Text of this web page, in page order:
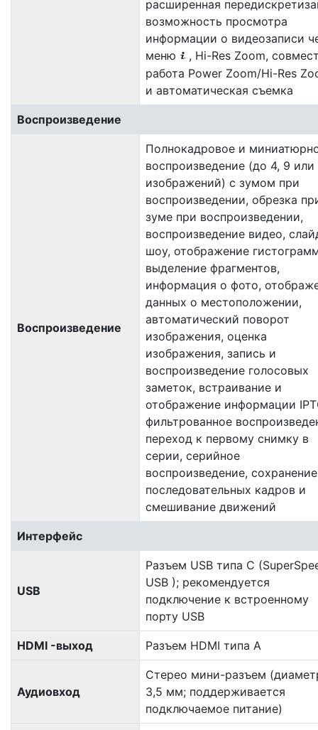
расширенная
возможность просмотра
информации о видеозаписи
меню i , Hi-Res Zoom,
работа Power Zoom/Hi-Res
и автоматическая съемка
Воспроизведение
Воспроизведение
Полнокадровое и
воспроизведение (до 4, 9 или
изображений) с зумом при
воспроизведении, обрезка
зуме при воспроизведении,
воспроизведение видео,
шоу, отображение
выделение фрагментов,
информация о фото,
данных о местоположении,
автоматический поворот
изображения, оценка
изображения, запись и
воспроизведение голосовых
заметок, встраивание и
отображение информации
фильтрованное
переход к первому снимку в
серии, серийное
воспроизведение, сохранение
последовательных кадров и
смешивание движений
Интерфейс
USB
Разъем USB типа C
USB ); рекомендуется
подключение к встроенному
порту USB
HDMI -выход Разъем HDMI типа А
Аудиовход
Стерео мини-разъем
3,5 мм; поддерживается
подключаемое питание)